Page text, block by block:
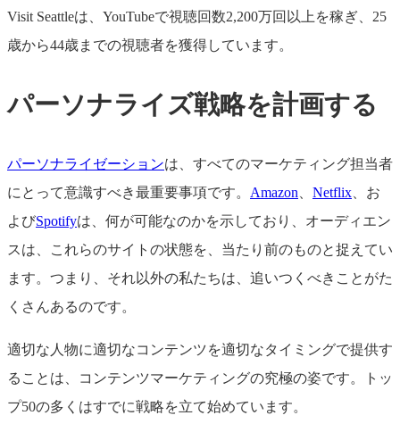
Visit Seattleは、YouTubeで視聴回数2,200万回以上を稼ぎ、25
歳から44歳までの視聴者を獲得しています。
パーソナライズ戦略を計画する
パーソナライゼーションは、すべてのマーケティング担当者
にとって意識すべき最重要事項です。 Amazon Netflix 、お
よびSpotifyは、何が可能なのかを示しており、オーディエン
スは、これらのサイトの状態を、当たり前のものと捉えてい
ます。つまり、それ以外の私たちは、追いつくべきことがた
くさんあるのです。
適切な人物に適切なコンテンツを適切なタイミングで提供す
ることは、コンテンツマーケティングの究極の姿です。トッ
プ50の多くはすでに戦略を立て始めています。